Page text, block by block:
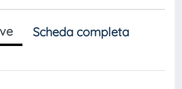
Scheda completa